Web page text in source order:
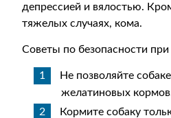
депрессией и вялостью.
тяжелых случаях, кома.
Советы по безопасности
Не позволяйте
желатиновых
Кормите собаку